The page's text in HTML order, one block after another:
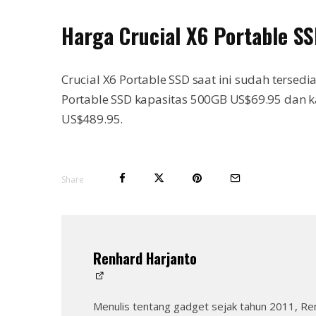
Harga Crucial X6 Portable
Crucial X6 Portable SSD saat ini sudah
Portable SSD kapasitas 500GB US$69.95
US$489.95.
Share
Renhard Harjanto
Menulis tentang gadget sejak tahun 2011,